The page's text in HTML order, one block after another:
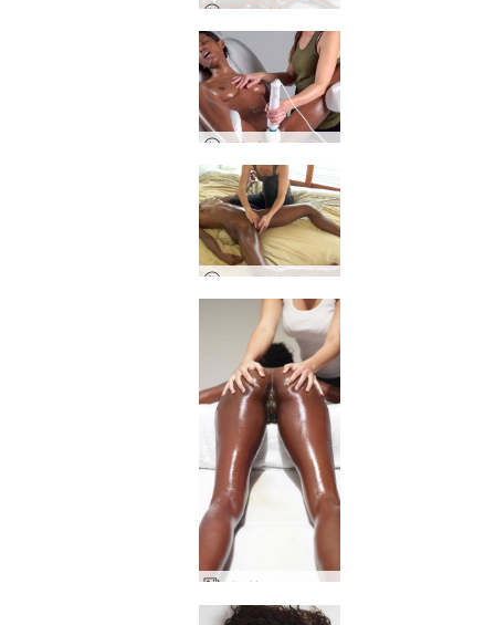
エロレイキマッサージ
トリプルマジックオーガズムマッサージ
エロチックベットマッサージ
バレリー エロチックマッサージ